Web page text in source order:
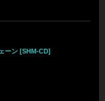
ーン [SHM-CD]